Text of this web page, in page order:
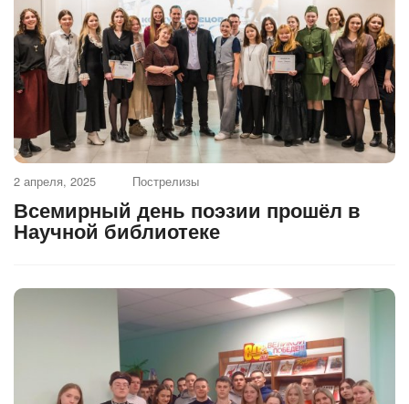
2 апреля, 2025 Пострелизы
Всемирный день поэзии прошёл в
Научной библиотеке